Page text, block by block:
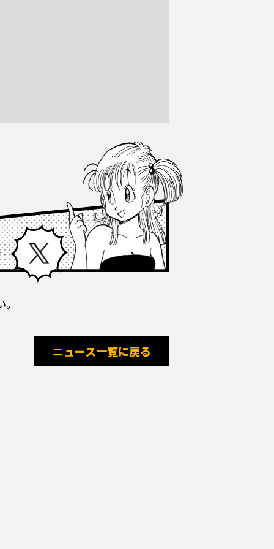
Facebook X
ニュース一覧に戻る